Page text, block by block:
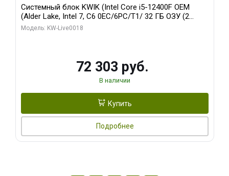
Системный блок KWIK (Intel Core i5-12400F OEM
(Alder Lake, Intel 7, C6 0EC/6PC/T1/ 32 ГБ ОЗУ (2
модуля)/ Ninja Sinotex GTX1660 SUPER 6GB GDDR6
Модель: KW-Live0018
72 303 руб.
В наличии
Купить
Подробнее